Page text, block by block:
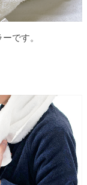
です。